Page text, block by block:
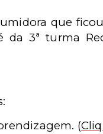
que
3ª turma
(